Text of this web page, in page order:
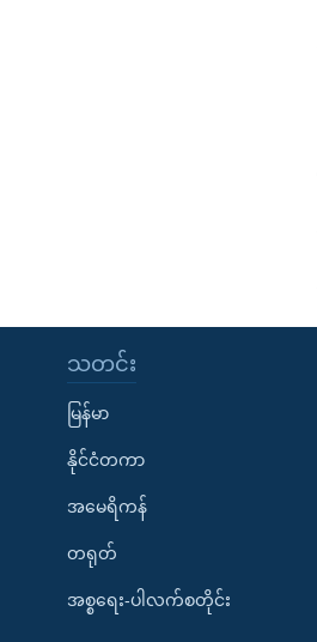
သတင်း
မြန်မာ
နိုင်ငံတကာ
အမေရိကန်
တရုတ်
အစ္စရေး-ပါလက်စတိုင်း